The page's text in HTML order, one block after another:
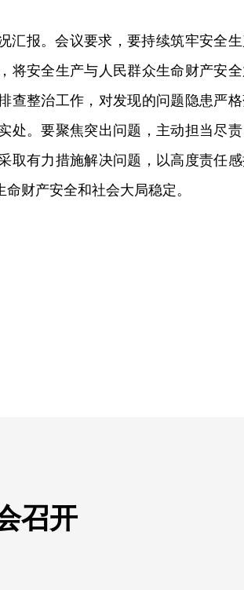
汇报。会议要求，要持续筑牢安全
将安全生产与人民群众生命财产安
查整治工作，对发现的问题隐患严
处。要聚焦突出问题，主动担当尽
取有力措施解决问题，以高度责任
财产安全和社会大局稳定。
召开